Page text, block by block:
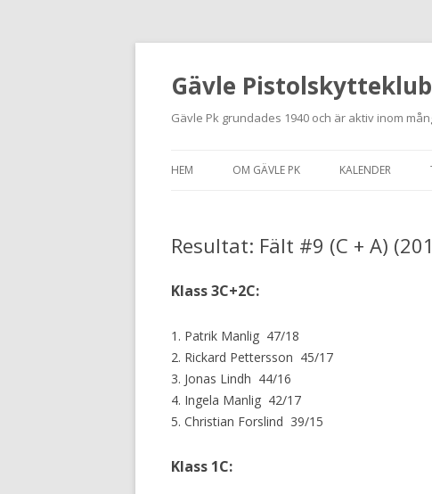
Gävle
Gävle Pk grundades 1940 och är aktiv inom
HEM OM GÄVLE PK
NYBÖRJARE
STADGAR
KALENDER
Resultat: Fält #9 (C + A)
Klass 3C+2C:
1. Patrik Manlig 47/18
2. Rickard Pettersson 45/17
3. Jonas Lindh 44/16
4. Ingela Manlig 42/17
5. Christian Forslind 39/15
Klass 1C: